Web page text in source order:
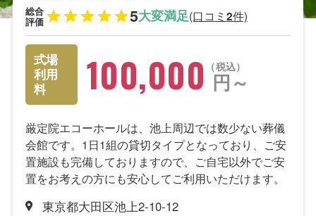
総合
評価 5大変満足(口コミ 2件)
式場
利用
料
税込
100,000 円～
厳定院エコーホールは、池上周辺では数少ない葬儀
会館です。1日1組の貸切タイプとなっており、ご安
置施設も完備しておりますので、ご自宅以外でご安
置をお考えの方にも安心してご利用いただけます。
東京都大田区池上2-10-12